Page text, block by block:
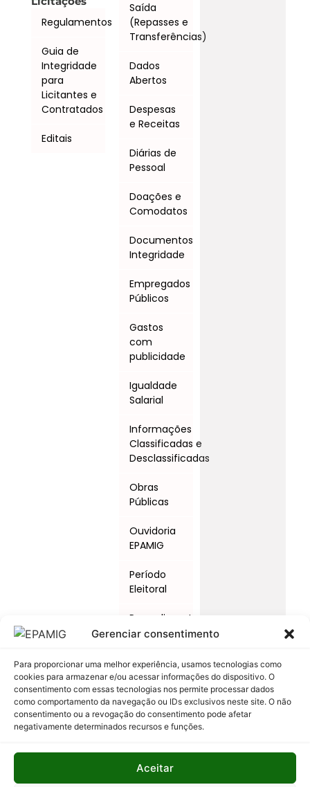
Gerenciar consentimento
Para proporcionar uma melhor experiência, usamos tecnologias como
cookies para armazenar e/ou acessar informações do dispositivo. O
consentimento com essas tecnologias nos permite processar dados
como comportamento da navegação ou IDs exclusivos neste site. O não
consentimento ou a revogação do consentimento pode afetar
negativamente determinados recursos e funções.
Aceitar
Regulamentos
Guia de
Integridade
para
Licitantes e
Contratados
Editais
Saída
(Repasses e
Transferências)
Dados
Abertos
Despesas
e Receitas
Diárias de
Pessoal
Doações e
Comodatos
Documentos
Integridade
Empregados
Públicos
Gastos
com
publicidade
Igualdade
Salarial
Informações
Classificadas e
Desclassificadas
Obras
Públicas
Ouvidoria
EPAMIG
Período
Eleitoral
Procedimentos
Licitatórios
Programas
e Ações
Relatório
Anual de
da
Auditoria